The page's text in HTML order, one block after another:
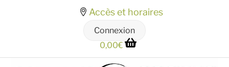
Accès et horaires
Connexion
0,00€